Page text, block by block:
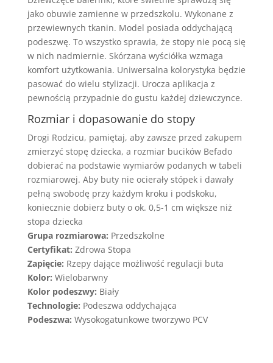
jako obuwie zamienne w przedszkolu. Wykonane z
przewiewnych tkanin. Model posiada oddychającą
podeszwę. To wszystko sprawia, że stopy nie pocą się
w nich nadmiernie. Skórzana wyściółka wzmaga
komfort użytkowania. Uniwersalna kolorystyka będzie
pasować do wielu stylizacji. Urocza aplikacja z
pewnością przypadnie do gustu każdej dziewczynce.
Rozmiar i dopasowanie do stopy
Drogi Rodzicu, pamiętaj, aby zawsze przed zakupem
zmierzyć stopę dziecka, a rozmiar bucików Befado
dobierać na podstawie wymiarów podanych w tabeli
rozmiarowej. Aby buty nie ocierały stópek i dawały
pełną swobodę przy każdym kroku i podskoku,
koniecznie dobierz buty o ok. 0,5-1 cm większe niż
stopa dziecka
Grupa rozmiarowa: Przedszkolne
Certyfikat: Zdrowa Stopa
Zapięcie: Rzepy dające możliwość regulacji buta
Kolor: Wielobarwny
Kolor podeszwy: Biały
Technologie: Podeszwa oddychająca
Podeszwa: Wysokogatunkowe tworzywo PCV